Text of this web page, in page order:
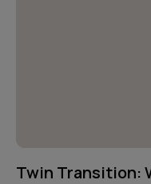
Twin Transition: